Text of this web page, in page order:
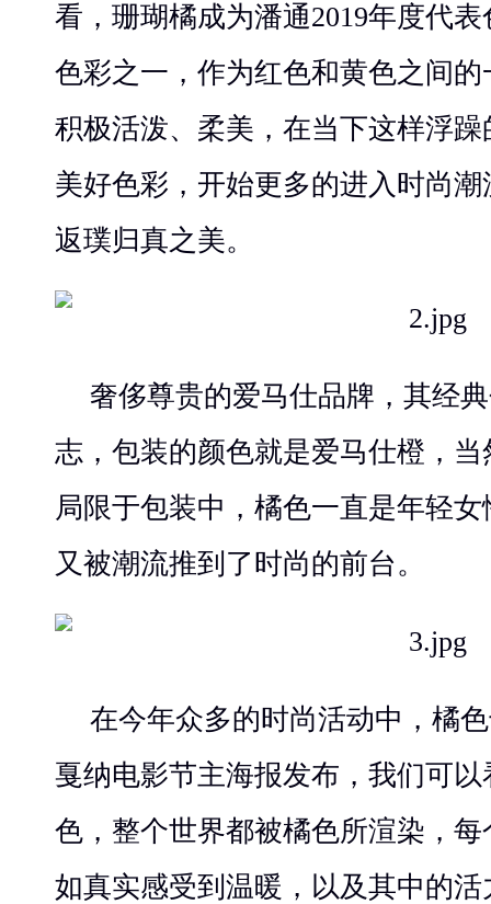
看，珊瑚橘成为潘通2019年度代
色彩之一，作为红色和黄色之间
积极活泼、柔美，在当下这样浮
美好色彩，开始更多的进入时尚
返璞归真之美。
奢侈尊贵的爱马仕品牌，其经
志，包装的颜色就是爱马仕橙，
局限于包装中，橘色一直是年轻
又被潮流推到了时尚的前台。
在今年众多的时尚活动中，橘
戛纳电影节主海报发布，我们可
色，整个世界都被橘色所渲染，
如真实感受到温暖，以及其中的